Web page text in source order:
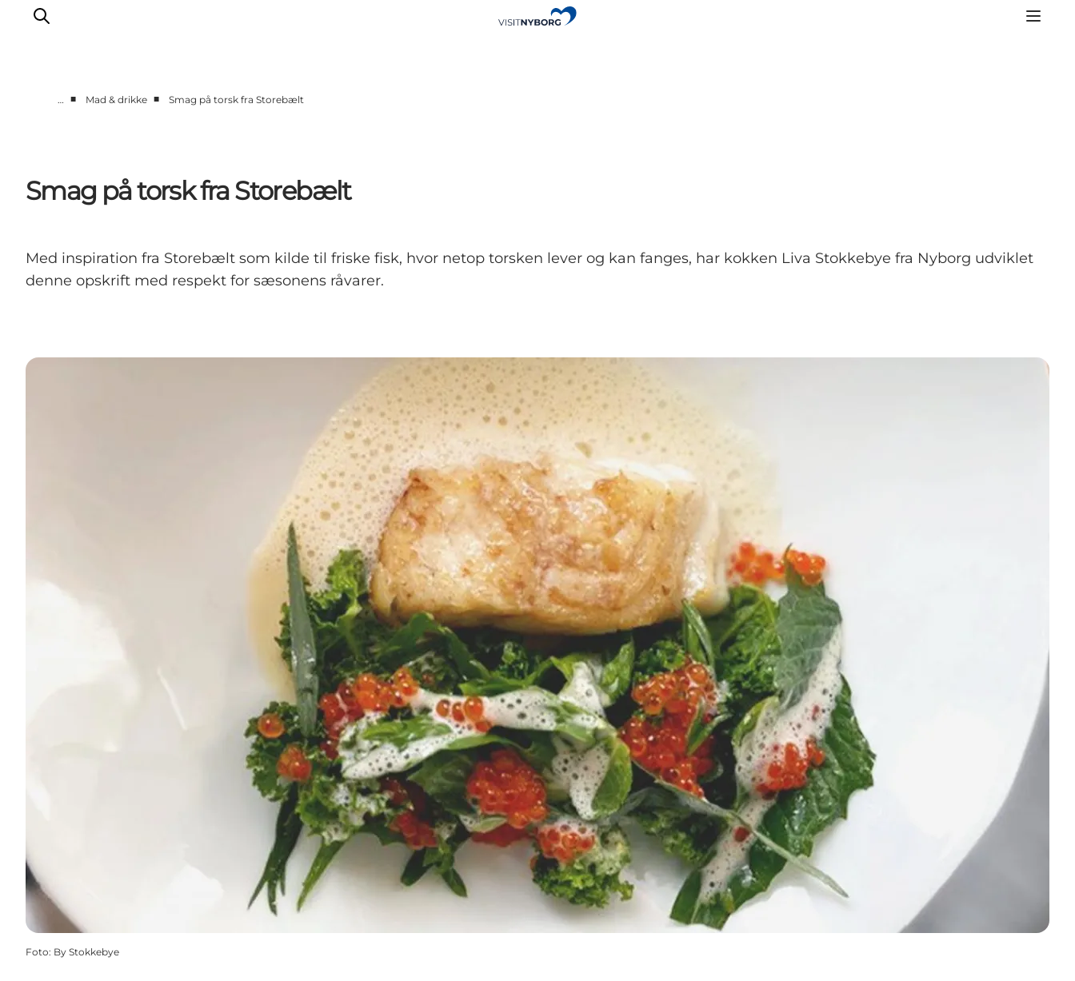
Det sker i Nyborg
Sprogø
Book & køb
… ■ Mad & drikke ■ Smag på torsk fra Storebælt
Smag på torsk fra Storebælt
Med inspiration fra Storebælt som kilde til friske fisk, hvor netop torsken lever og kan fanges, har kokken Liva Stokkebye fra Nyborg udviklet
denne opskrift med respekt for sæsonens råvarer.
Foto: By Stokkebye